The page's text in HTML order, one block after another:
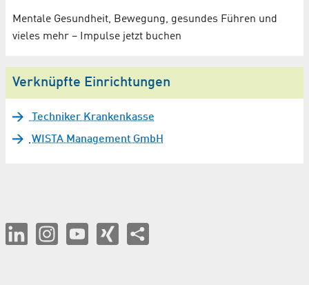
Mentale Gesundheit, Bewegung, gesundes Führen und
vieles mehr – Impulse jetzt buchen
Verknüpfte Einrichtungen
Techniker Krankenkasse
WISTA Management GmbH